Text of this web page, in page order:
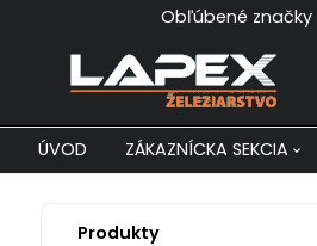
Obľúbené značky
ÚVOD ZÁKAZNÍCKA SEKCIA
Produkty